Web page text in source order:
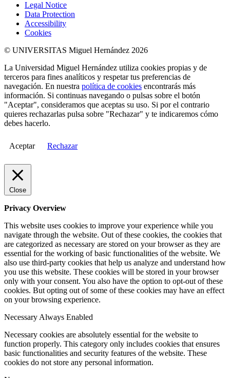
Legal Notice
Data Protection
Accessibility
Cookies
© UNIVERSITAS Miguel Hernández 2026
La Universidad Miguel Hernández utiliza cookies propias y de
terceros para fines analíticos y respetar tus preferencias de
navegación. En nuestra política de cookies encontrarás más
información. Si continuas navegando o pulsas sobre el botón
"Aceptar", consideramos que aceptas su uso. Si por el contrario
quieres rechazarlas pulsa sobre "Rechazar" y te indicaremos cómo
debes hacerlo.
Aceptar Rechazar
Close
Privacy Overview
This website uses cookies to improve your experience while you
navigate through the website. Out of these cookies, the cookies that
are categorized as necessary are stored on your browser as they are
essential for the working of basic functionalities of the website. We
also use third-party cookies that help us analyze and understand how
you use this website. These cookies will be stored in your browser
only with your consent. You also have the option to opt-out of these
cookies. But opting out of some of these cookies may have an effect
on your browsing experience.
Necessary Always Enabled
Necessary cookies are absolutely essential for the website to
function properly. This category only includes cookies that ensures
basic functionalities and security features of the website. These
cookies do not store any personal information.